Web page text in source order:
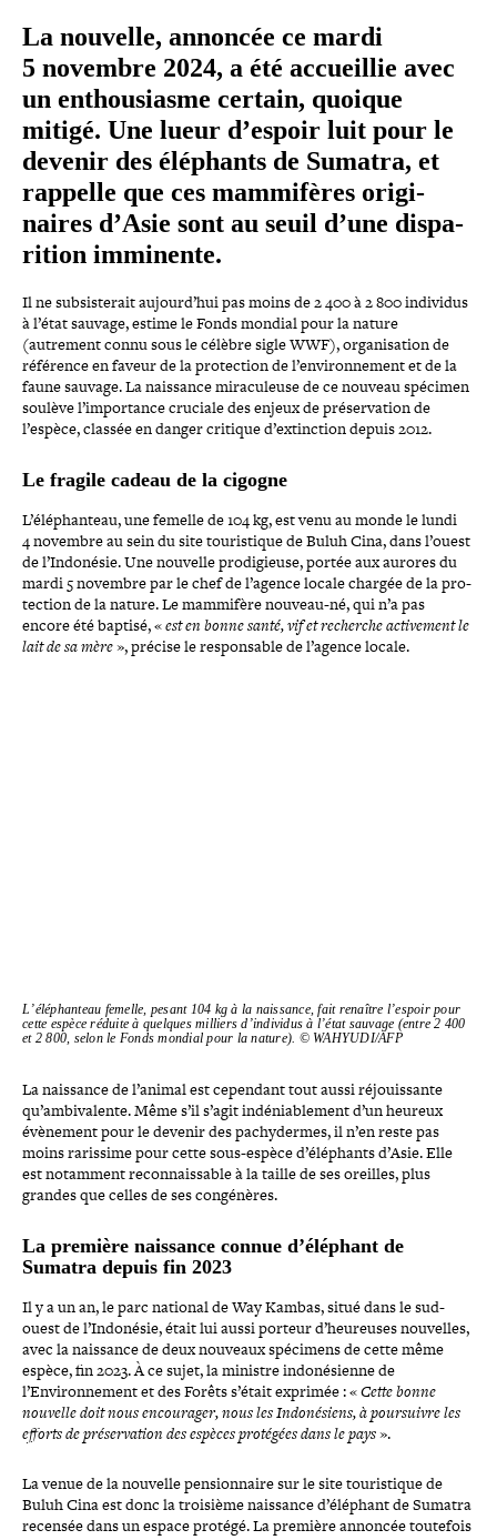
La nouvelle, annoncée ce mardi
5 novembre 2024, a été accueillie avec
un enthou­siasme certain, quoique
mitigé. Une lueur d’espoir luit pour le
devenir des éléphants de Sumatra, et
rappelle que ces mam­mi­fères ori­gi­
naires d’Asie sont au seuil d’une dis­pa­
ri­tion imminente.
Il ne sub­sis­te­rait aujourd’hui pas moins de 2 400 à 2 800 individus
à l’état sauvage, estime le Fonds mondial pour la nature
(autrement connu sous le célèbre sigle WWF), orga­ni­sa­tion de
référence en faveur de la pro­tec­tion de l’en­vi­ron­ne­ment et de la
faune sauvage. La naissance mira­cu­leuse de ce nouveau spécimen
soulève l’importance cruciale des enjeux de pré­ser­va­tion de
l’espèce, classée en danger critique d’extinction depuis 2012.
Le fragile cadeau de la cigogne
L’éléphanteau, une femelle de 104 kg, est venu au monde le lundi
4 novembre au sein du site tou­ris­tique de Buluh Cina, dans l’ouest
de l’Indonésie. Une nouvelle pro­di­gieuse, portée aux aurores du
mardi 5 novembre par le chef de l’agence locale chargée de la pro­
tec­tion de la nature. Le mammifère nouveau-​né, qui n’a pas
encore été baptisé, «est en bonne santé, vif et recherche acti­ve­ment le
lait de sa mère», précise le res­pon­sable de l’agence locale.
L’éléphanteau femelle, pesant 104 kg à la naissance, fait renaître l’espoir pour
cette espèce réduite à quelques milliers d’individus à l’état sauvage (entre 2 400
et 2 800, selon le Fonds mondial pour la nature). © WAHYUDI/​AFP
La naissance de l’animal est cependant tout aussi réjouis­sante
qu’ambivalente. Même s’il s’agit indé­nia­ble­ment d’un heureux
évènement pour le devenir des pachy­dermes, il n’en reste pas
moins rarissime pour cette sous-​espèce d’éléphants d’Asie. Elle
est notamment recon­nais­sable à la taille de ses oreilles, plus
grandes que celles de ses congénères.
La première naissance connue d’éléphant de
Sumatra depuis fin 2023
Il y a un an, le parc national de Way Kambas, situé dans le sud-​
ouest de l’Indonésie, était lui aussi porteur d’heureuses nouvelles,
avec la naissance de deux nouveaux spécimens de cette même
espèce, fin 2023. À ce sujet, la ministre indo­né­sienne de
l’Environnement et des Forêts s’était exprimée : «Cette bonne
nouvelle doit nous encou­ra­ger, nous les Indonésiens, à pour­suivre les
efforts de pré­ser­va­tion des espèces protégées dans le pays».
La venue de la nouvelle pen­sion­naire sur le site tou­ris­tique de
Buluh Cina est donc la troisième naissance d’éléphant de Sumatra
recensée dans un espace protégé. La première annoncée toutefois